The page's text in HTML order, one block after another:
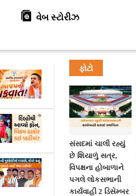
વેબ સ્ટોરીઝ
ફોટો
સંસદમાં ચાલી રહ્યું
છે શિયાળું સત્ર,
વિપક્ષના હોબાળાને
પગલે લોકસભાની
કાર્યવાહી 2 ડિસેમ્બર